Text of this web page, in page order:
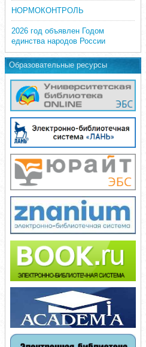
НОРМОКОНТРОЛЬ
2026 год объявлен Годом
единства народов России
Образовательные ресурсы